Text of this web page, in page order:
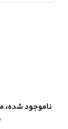
ناموجود شده،